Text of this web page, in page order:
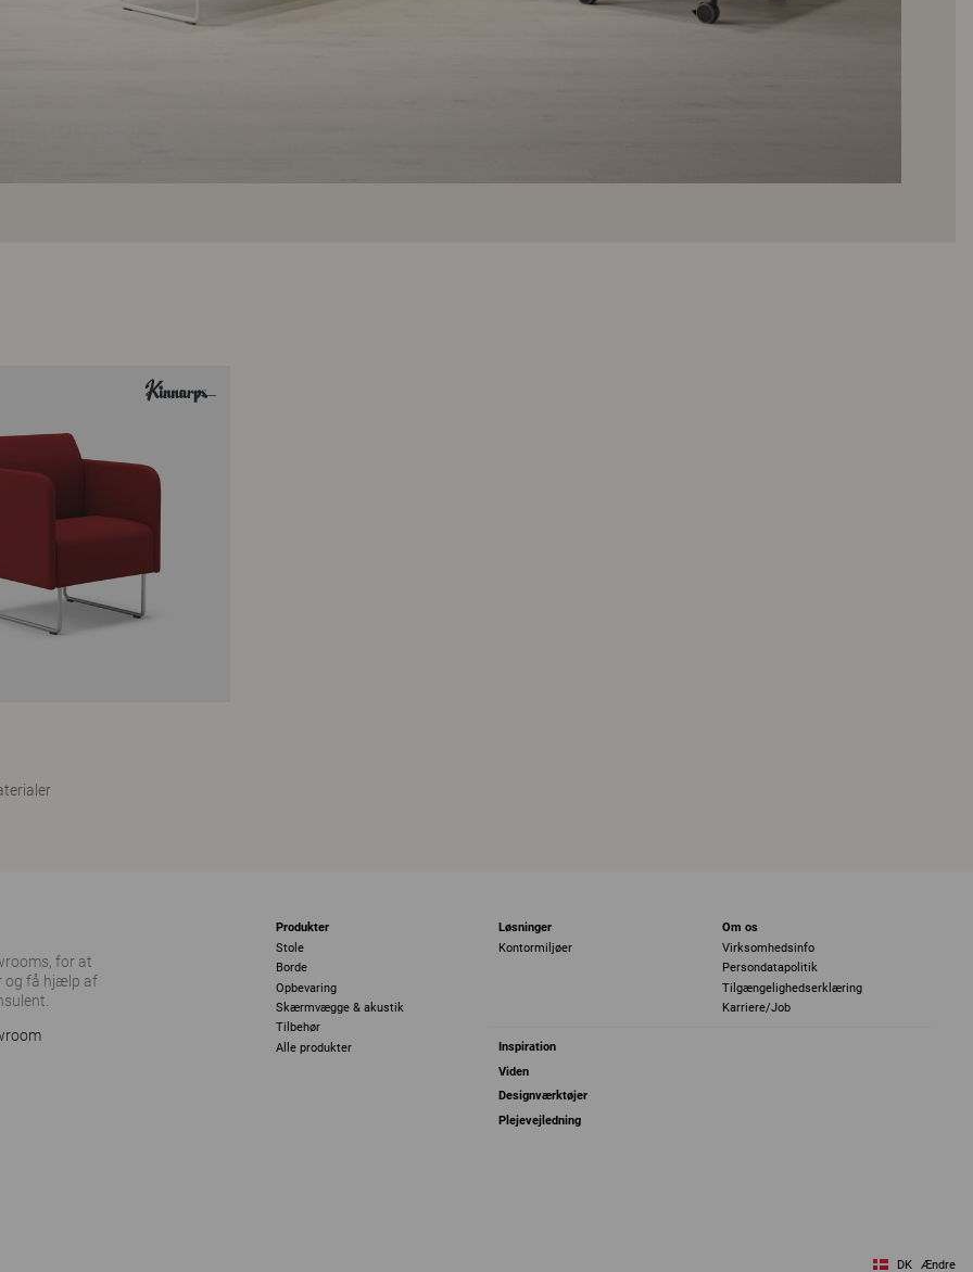
for at
og få hjælp af
Produkter
Stole
Borde
Opbevaring
Skærmvægge & akustik
Tilbehør
Alle produkter
Løsninger
Kontormiljøer
Om os
Virksomhedsinfo
Persondatapolitik
Tilgængelighedserklæring
Karriere/Job
Inspiration
Viden
Designværktøjer
Plejevejledning
DK Ændre